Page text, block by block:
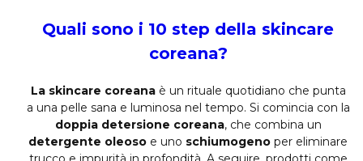
Quali sono i 10 step della skincare
coreana?
La skincare coreanaè un rituale quotidiano che punta
a una pelle sana e luminosa nel tempo. Si comincia con la
doppia detersione coreana, che combina un
detergente oleoso e uno schiumogeno per eliminare